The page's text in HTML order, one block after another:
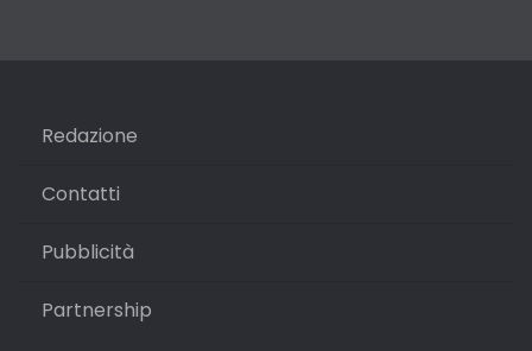
Redazione
Contatti
Pubblicità
Partnership